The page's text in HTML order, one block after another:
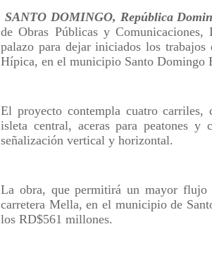
SANTO DOMINGO, República
de Obras Públicas y
palazo para dejar iniciados los
Hípica, en el municipio Santo Domingo
El proyecto contempla cuatro carriles,
isleta central, aceras para peatones y
señalización vertical y horizontal.
La obra, que permitirá un mayor flujo
carretera Mella, en el municipio de
los RD$561 millones.